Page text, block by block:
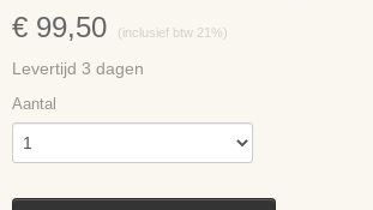
€ 99,50 (inclusief btw 21%)
Levertijd 3 dagen
Aantal